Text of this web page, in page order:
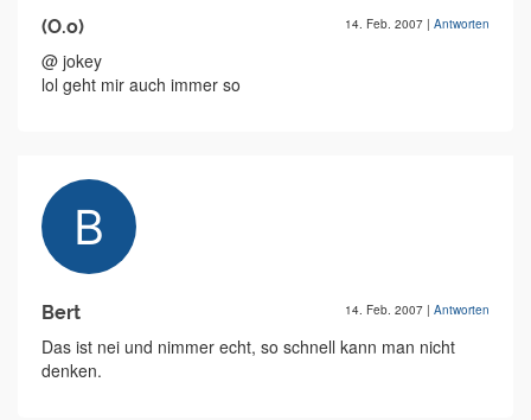
(O.o) 14. Feb. 2007 | Antworten
@ jokey
lol geht mir auch immer so
Bert 14. Feb. 2007 | Antworten
Das ist nei und nimmer echt, so schnell kann man nicht
denken.